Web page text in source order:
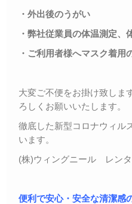
・外出後のうがい
・弊社従業員の体温測定、
・ご利用者様へマスク着用
大変ご不便をお掛け致しま
ろしくお願いいたします。
徹底した新型コロナウィル
います。
(株)ウィングニール レン
便利で安心・安全な清潔感